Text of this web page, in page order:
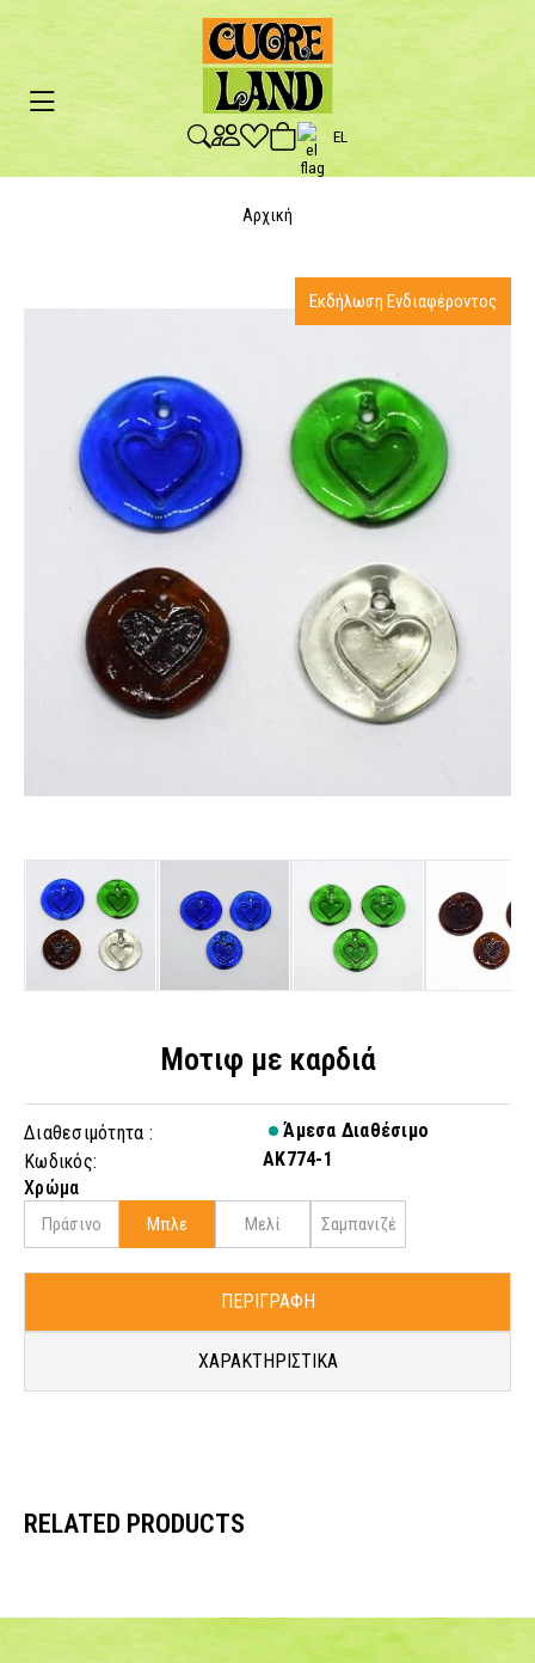
EL
Αρχική
Μοτιφ με καρδιά
Διαθεσιμότητα :
Άμεσα Διαθέσιμο
Κωδικός:
AK774-1
Χρώμα
Πράσινο Μπλε Μελί Σαμπανιζέ
ΠΕΡΙΓΡΑΦΗ
ΧΑΡΑΚΤΗΡΙΣΤΙΚΑ
Εκδήλωση Ενδιαφέροντος
RELATED PRODUCTS